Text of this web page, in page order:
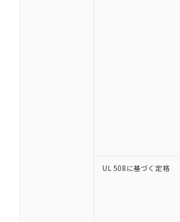
UL 508に基づく定格
以
対
対
調
非
仕
鉛
六価
フタ
ル（
但し
※1
「○
「×」
「
Pb(鉛
Cr(Ⅵ)(